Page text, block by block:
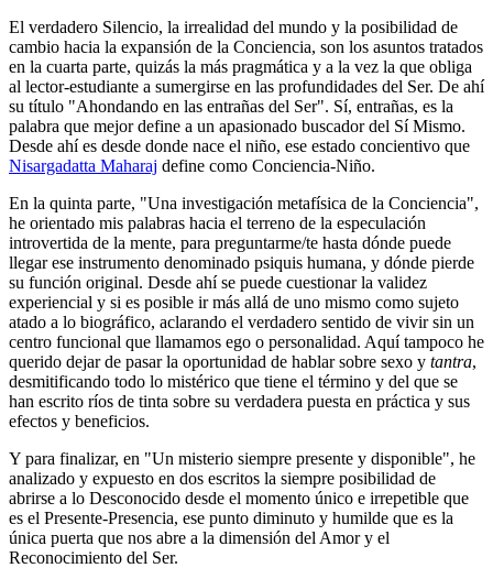
El verdadero Silencio, la irrealidad del mundo y la posibilidad de
cambio hacia la expansión de la Conciencia, son los asuntos tratados
en la cuarta parte, quizás la más pragmática y a la vez la que obliga
al lector-estudiante a sumergirse en las profundidades del Ser. De ahí
su título "Ahondando en las entrañas del Ser". Sí, entrañas, es la
palabra que mejor define a un apasionado buscador del Sí Mismo.
Desde ahí es desde donde nace el niño, ese estado concientivo que
Nisargadatta Maharaj define como Conciencia-Niño.
En la quinta parte, "Una investigación metafísica de la Conciencia",
he orientado mis palabras hacia el terreno de la especulación
introvertida de la mente, para preguntarme/te hasta dónde puede
llegar ese instrumento denominado psiquis humana, y dónde pierde
su función original. Desde ahí se puede cuestionar la validez
experiencial y si es posible ir más allá de uno mismo como sujeto
atado a lo biográfico, aclarando el verdadero sentido de vivir sin un
centro funcional que llamamos ego o personalidad. Aquí tampoco he
querido dejar de pasar la oportunidad de hablar sobre sexo y tantra,
desmitificando todo lo mistérico que tiene el término y del que se
han escrito ríos de tinta sobre su verdadera puesta en práctica y sus
efectos y beneficios.
Y para finalizar, en "Un misterio siempre presente y disponible", he
analizado y expuesto en dos escritos la siempre posibilidad de
abrirse a lo Desconocido desde el momento único e irrepetible que
es el Presente-Presencia, ese punto diminuto y humilde que es la
única puerta que nos abre a la dimensión del Amor y el
Reconocimiento del Ser.